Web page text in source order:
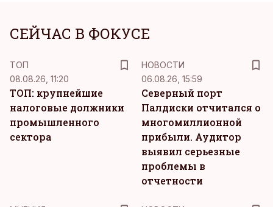
СЕЙЧАС В ФОКУСЕ
ТОП
08.08.26, 11:20
ТОП: крупнейшие
налоговые должники
промышленного
сектора
НОВОСТИ
06.08.26, 15:59
Северный порт
Палдиски отчитался о
многомиллионной
прибыли. Аудитор
выявил серьезные
проблемы в
отчетности